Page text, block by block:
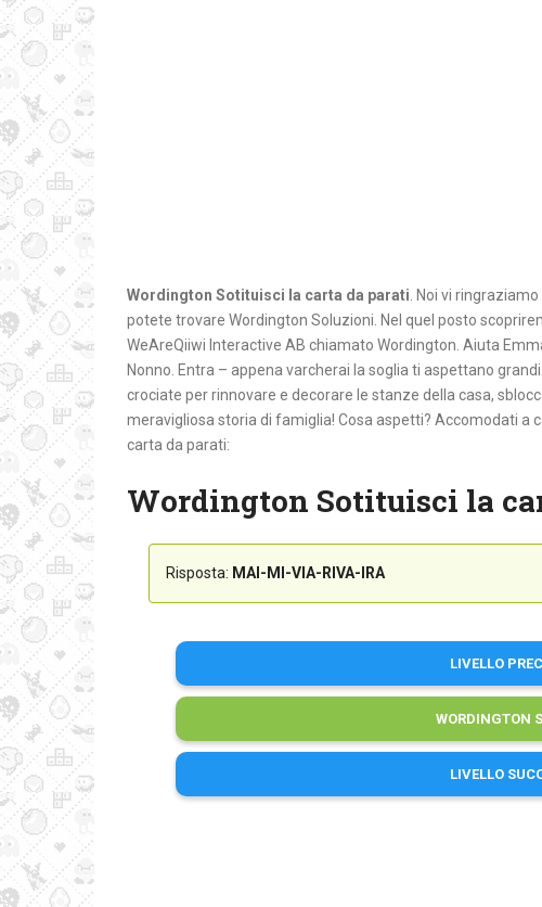
Wordington Sotituisci la carta da parati . Noi vi
potete trovare Wordington Soluzioni. Nel quel posto
WeAreQiiwi Interactive AB chiamato Wordington. Aiuta
Nonno. Entra – appena varcherai la soglia ti aspettano
crociate per rinnovare e decorare le stanze della casa,
meravigliosa storia di famiglia! Cosa aspetti? Accomodati a
carta da parati:
Wordington Sotituisci la
Risposta: MAI-MI-VIA-RIVA-IRA
LIVELLO
WORDINGTON
LIVELLO